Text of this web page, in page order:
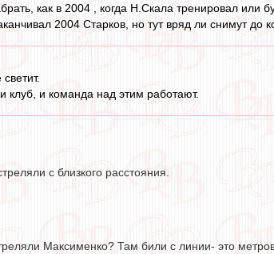
как в 2004 , когда Н.Скала тренировал или
2004 Старков, но тут вряд ли снимут до
клуб, и команда над этим работают.
с близкого расстояния.
Максименко? Там били с линии- это